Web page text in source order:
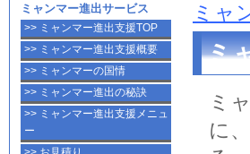
ミャ
ミ
ミ
に、
ミャンマー進出サービス
>> ミャンマー進出支援TOP
>> ミャンマー進出支援概要
>> ミャンマーの国情
>> ミャンマー進出の秘訣
>> ミャンマー進出支援メニュ
ー